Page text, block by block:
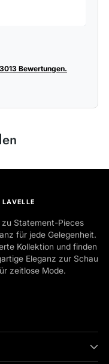
3013 Bewertungen.
zu Statement-Pieces
für jede Gelegenheit.
Kollektion und finden
Eleganz zur Schau
zeitlose Mode.